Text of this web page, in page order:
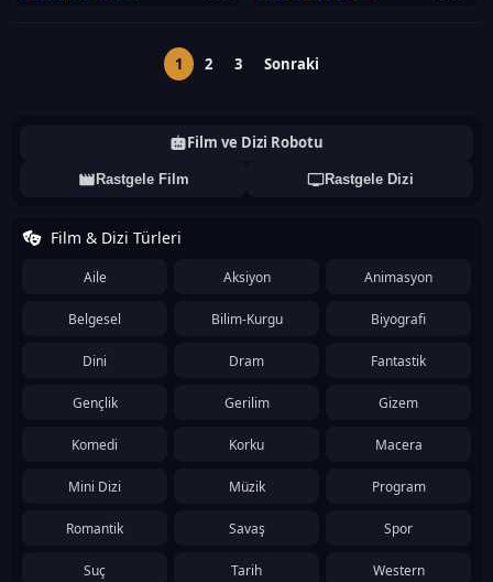
1 2 3 Sonraki
Film ve Dizi Robotu
Rastgele Film Rastgele Dizi
Film & Dizi Türleri
Aile Aksiyon Animasyon
Belgesel Bilim-Kurgu Biyografi
Dini Dram Fantastik
Gençlik Gerilim Gizem
Komedi Korku Macera
Mini Dizi Müzik Program
Romantik Savaş Spor
Suç Tarih Western